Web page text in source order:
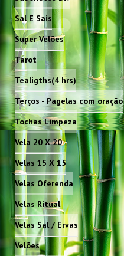
Sal E Sais
Super Velões
Tarot
Tealigths(4 hrs)
Terços - Pagelas com oração
Tochas Limpeza
Vela 20 X 20
Velas 15 X 15
Velas Oferenda
Velas Ritual
Velas Sal / Ervas
Velões